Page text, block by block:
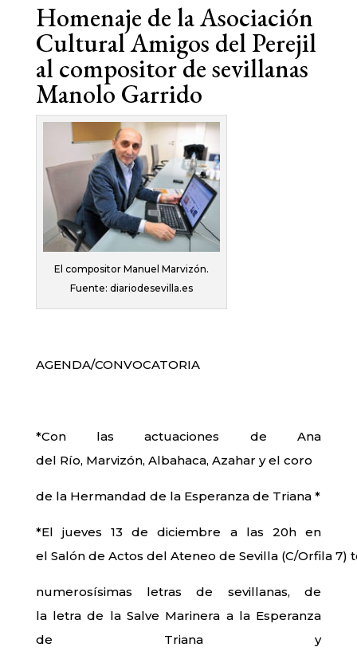
Homenaje de la Asociación
Cultural Amigos del Perejil
al compositor de sevillanas
Manolo Garrido
El compositor Manuel Marvizón.
Fuente: diariodesevilla.es
AGENDA/CONVOCATORIA
*Con las actuaciones de Ana
del Río, Marvizón, Albahaca, Azahar y el coro
de la Hermandad de la Esperanza de Triana *
*El jueves 13 de diciembre a las 20h en
el Salón de Actos del Ateneo de Sevilla (C/Orfila
numerosísimas letras de sevillanas, de
la letra de la Salve Marinera a la Esperanza
de Triana y